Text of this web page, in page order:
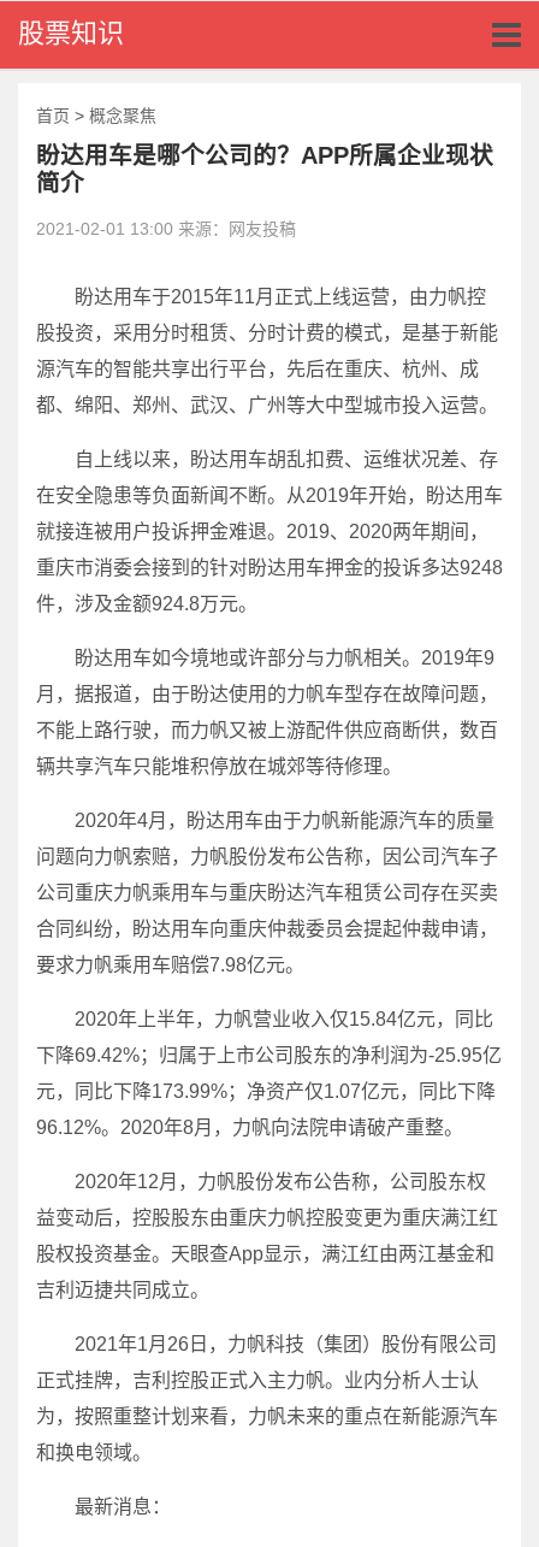
股票知识
首页 > 概念聚焦
盼达用车是哪个公司的？APP所属企业现状
简介
2021-02-01 13:00 来源：网友投稿
盼达用车于2015年11月正式上线运营，由力帆控
股投资，采用分时租赁、分时计费的模式，是基于新能
源汽车的智能共享出行平台，先后在重庆、杭州、成
都、绵阳、郑州、武汉、广州等大中型城市投入运营。
自上线以来，盼达用车胡乱扣费、运维状况差、存
在安全隐患等负面新闻不断。从2019年开始，盼达用车
就接连被用户投诉押金难退。2019、2020两年期间，
重庆市消委会接到的针对盼达用车押金的投诉多达9248
件，涉及金额924.8万元。
盼达用车如今境地或许部分与力帆相关。2019年9
月，据报道，由于盼达使用的力帆车型存在故障问题，
不能上路行驶，而力帆又被上游配件供应商断供，数百
辆共享汽车只能堆积停放在城郊等待修理。
2020年4月，盼达用车由于力帆新能源汽车的质量
问题向力帆索赔，力帆股份发布公告称，因公司汽车子
公司重庆力帆乘用车与重庆盼达汽车租赁公司存在买卖
合同纠纷，盼达用车向重庆仲裁委员会提起仲裁申请，
要求力帆乘用车赔偿7.98亿元。
2020年上半年，力帆营业收入仅15.84亿元，同比
下降69.42%；归属于上市公司股东的净利润为-25.95亿
元，同比下降173.99%；净资产仅1.07亿元，同比下降
96.12%。2020年8月，力帆向法院申请破产重整。
2020年12月，力帆股份发布公告称，公司股东权
益变动后，控股股东由重庆力帆控股变更为重庆满江红
股权投资基金。天眼查App显示，满江红由两江基金和
吉利迈捷共同成立。
2021年1月26日，力帆科技（集团）股份有限公司
正式挂牌，吉利控股正式入主力帆。业内分析人士认
为，按照重整计划来看，力帆未来的重点在新能源汽车
和换电领域。
最新消息：